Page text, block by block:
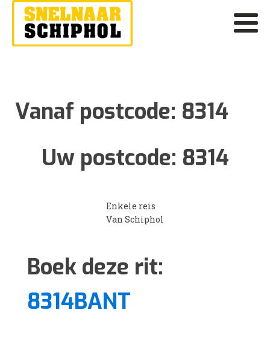
Vanaf postcode: 8314
Uw postcode: 8314
Enkele reis
Van Schiphol
Boek deze rit:
8314BANT